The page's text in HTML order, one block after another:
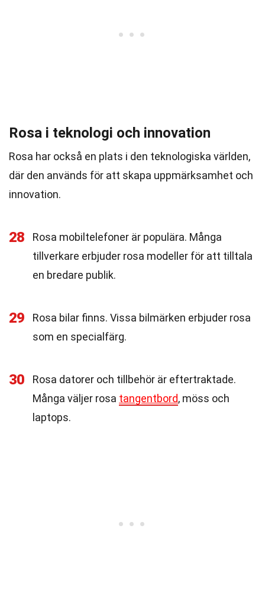
Rosa i teknologi och innovation
Rosa har också en plats i den teknologiska världen,
där den används för att skapa uppmärksamhet och
innovation.
28
Rosa mobiltelefoner är populära. Många
tillverkare erbjuder rosa modeller för att tilltala
en bredare publik.
29
Rosa bilar finns. Vissa bilmärken erbjuder rosa
som en specialfärg.
30
Rosa datorer och tillbehör är eftertraktade.
Många väljer rosa tangentbord, möss och
laptops.